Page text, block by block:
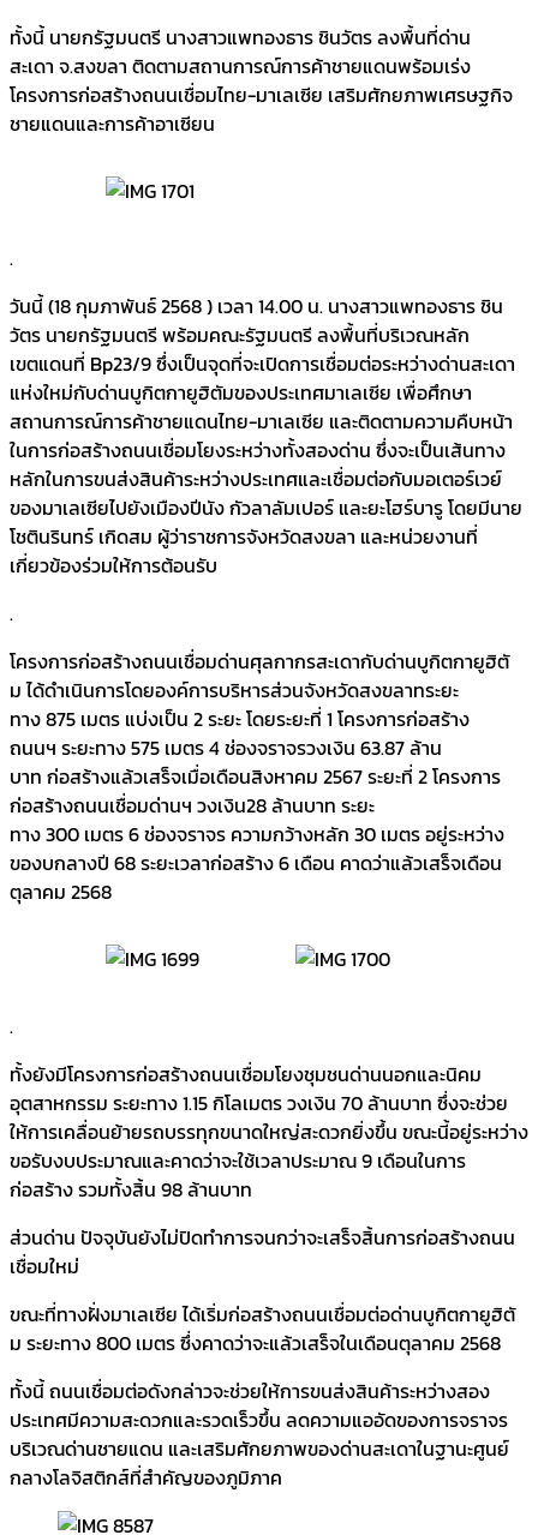
ทั้งนี้ นายกรัฐมนตรี นางสาวแพทองธาร ชินวัตร ลงพื้นที่ด่าน
สะเดา จ.สงขลา ติดตามสถานการณ์การค้าชายแดนพร้อมเร่ง
โครงการก่อสร้างถนนเชื่อมไทย-มาเลเซีย เสริมศักยภาพเศรษฐกิจ
ชายแดนและการค้าอาเซียน
.
วันนี้ (18 กุมภาพันธ์ 2568 ) เวลา 14.00 น. นางสาวแพทองธาร ชิน
วัตร นายกรัฐมนตรี พร้อมคณะรัฐมนตรี ลงพื้นที่บริเวณหลัก
เขตแดนที่ Bp23/9 ซึ่งเป็นจุดที่จะเปิดการเชื่อมต่อระหว่างด่านสะเดา
แห่งใหม่กับด่านบูกิตกายูฮิตัมของประเทศมาเลเซีย เพื่อศึกษา
สถานการณ์การค้าชายแดนไทย-มาเลเซีย และติดตามความคืบหน้า
ในการก่อสร้างถนนเชื่อมโยงระหว่างทั้งสองด่าน ซึ่งจะเป็นเส้นทาง
หลักในการขนส่งสินค้าระหว่างประเทศและเชื่อมต่อกับมอเตอร์เวย์
ของมาเลเซียไปยังเมืองปีนัง กัวลาลัมเปอร์ และยะโฮร์บารู โดยมีนาย
โชตินรินทร์ เกิดสม ผู้ว่าราชการจังหวัดสงขลา และหน่วยงานที่
เกี่ยวข้องร่วมให้การต้อนรับ
.
โครงการก่อสร้างถนนเชื่อมด่านศุลกากรสะเดากับด่านบูกิตกายูฮิตั
ม ได้ดำเนินการโดยองค์การบริหารส่วนจังหวัดสงขลาทระยะ
ทาง 875 เมตร แบ่งเป็น 2 ระยะ โดยระยะที่ 1 โครงการก่อสร้าง
ถนนฯ ระยะทาง 575 เมตร 4 ช่องจราจรวงเงิน 63.87 ล้าน
บาท ก่อสร้างแล้วเสร็จเมื่อเดือนสิงหาคม 2567 ระยะที่ 2 โครงการ
ก่อสร้างถนนเชื่อมด่านฯ วงเงิน28 ล้านบาท ระยะ
ทาง 300 เมตร 6 ช่องจราจร ความกว้างหลัก 30 เมตร อยู่ระหว่าง
ของบกลางปี 68 ระยะเวลาก่อสร้าง 6 เดือน คาดว่าแล้วเสร็จเดือน
ตุลาคม 2568
.
ทั้งยังมีโครงการก่อสร้างถนนเชื่อมโยงชุมชนด่านนอกและนิคม
อุตสาหกรรม ระยะทาง 1.15 กิโลเมตร วงเงิน 70 ล้านบาท ซึ่งจะช่วย
ให้การเคลื่อนย้ายรถบรรทุกขนาดใหญ่สะดวกยิ่งขึ้น ขณะนี้อยู่ระหว่าง
ขอรับงบประมาณและคาดว่าจะใช้เวลาประมาณ 9 เดือนในการ
ก่อสร้าง รวมทั้งสิ้น 98 ล้านบาท
ส่วนด่าน ปัจจุบันยังไม่ปิดทำการจนกว่าจะเสร็จสิ้นการก่อสร้างถนน
เชื่อมใหม่
ขณะที่ทางฝั่งมาเลเซีย ได้เริ่มก่อสร้างถนนเชื่อมต่อด่านบูกิตกายูฮิตั
ม ระยะทาง 800 เมตร ซึ่งคาดว่าจะแล้วเสร็จในเดือนตุลาคม 2568
ทั้งนี้ ถนนเชื่อมต่อดังกล่าวจะช่วยให้การขนส่งสินค้าระหว่างสอง
ประเทศมีความสะดวกและรวดเร็วขึ้น ลดความแออัดของการจราจร
บริเวณด่านชายแดน และเสริมศักยภาพของด่านสะเดาในฐานะศูนย์
กลางโลจิสติกส์ที่สำคัญของภูมิภาค